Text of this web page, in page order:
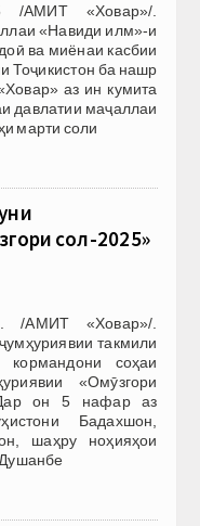
/АМИТ «Ховар»/.
«Навиди илм»-и
ва миёнаи касбии
Тоҷикистон ба нашр
аз ин кумита
давлатии маҷаллаи
марти соли
сол-2025»
/АМИТ «Ховар»/.
такмили
кормандони соҳаи
«Омӯзгори
он 5 нафар аз
Бадахшон,
шаҳру ноҳияҳои